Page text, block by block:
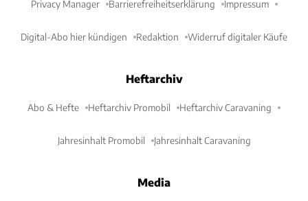
Privacy Manager Barrierefreiheitserklärung Impressum
Digital-Abo hier kündigen Redaktion Widerruf digitaler Käufe
Heftarchiv
Abo & Hefte Heftarchiv Promobil Heftarchiv Caravaning
Jahresinhalt Promobil Jahresinhalt Caravaning
Media